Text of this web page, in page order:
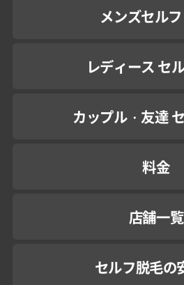
メンズセル
レディース セ
カップル・友達
料金
店舗一覧
セルフ脱毛の